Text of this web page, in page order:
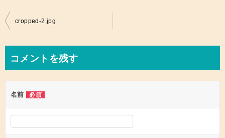
投
ビ
ゲ
ー
シ
cropped-2.jpg
コメントを残す
名前 必須